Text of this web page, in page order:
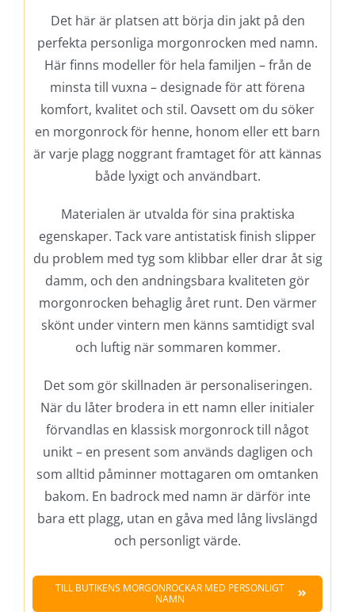
Det här är platsen att börja din jakt på den
perfekta personliga morgonrocken med namn.
Här finns modeller för hela familjen – från de
minsta till vuxna – designade för att förena
komfort, kvalitet och stil. Oavsett om du söker
en morgonrock för henne, honom eller ett barn
är varje plagg noggrant framtaget för att kännas
både lyxigt och användbart.
Materialen är utvalda för sina praktiska
egenskaper. Tack vare antistatisk finish slipper
du problem med tyg som klibbar eller drar åt sig
damm, och den andningsbara kvaliteten gör
morgonrocken behaglig året runt. Den värmer
skönt under vintern men känns samtidigt sval
och luftig när sommaren kommer.
Det som gör skillnaden är personaliseringen.
När du låter brodera in ett namn eller initialer
förvandlas en klassisk morgonrock till något
unikt – en present som används dagligen och
som alltid påminner mottagaren om omtanken
bakom. En badrock med namn är därför inte
bara ett plagg, utan en gåva med lång livslängd
och personligt värde.
TILL BUTIKENS MORGONROCKAR MED PERSONLIGT
NAMN